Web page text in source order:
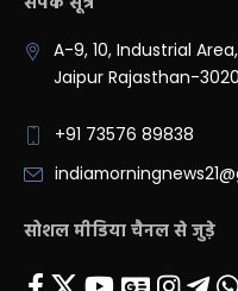
A-9, 10, Industrial
Jaipur Rajasthan-
+91 73576 89838
सोशल मीडिया चैनल से जुड़े